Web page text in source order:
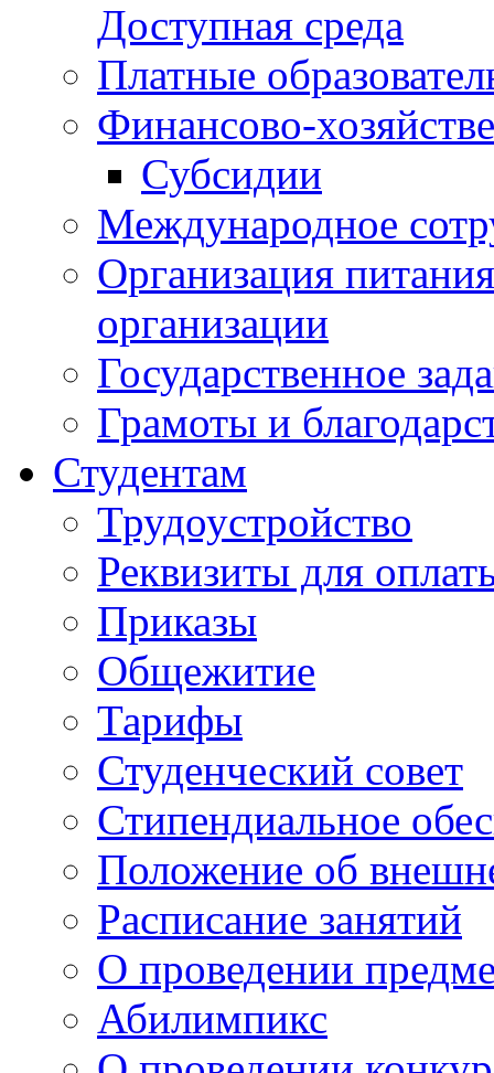
Доступная среда
Платные
Финансово-
Субсидии
Международное
Организация
организации
Государственное
Грамоты и
Студентам
Трудоустройство
Реквизиты для
Приказы
Общежитие
Тарифы
Студенческий совет
Стипендиальное
Положение об
Расписание занятий
О проведении
Абилимпикс